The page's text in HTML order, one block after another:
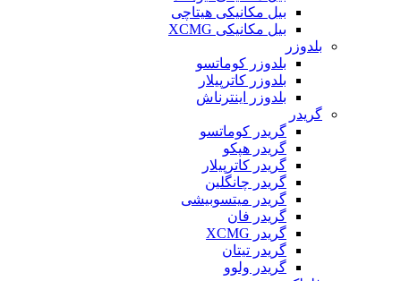
بیل مکانیکی هیتاچی
بیل مکانیکی XCMG
بلدوزر
بلدوزر کوماتسو
بلدوزر کاترپیلار
بلدوزر اینترناش
گریدر
گریدر کوماتسو
گریدر هپکو
گریدر کاترپیلار
گریدر چانگلین
گریدر میتسوبیشی
گریدر فان
گریدر XCMG
گریدر تیتان
گریدر ولوو